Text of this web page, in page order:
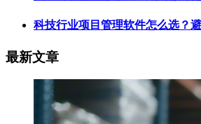
科技行业项目管理软件怎么选？
最新文章